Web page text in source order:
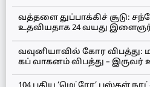
வத்தளை துப்பாக்கிச் சூடு:
உதவியதாக 24 வயது
வவுனியாவில் கோர விபத்து:
கப் வாகனம் விபத்து – இருவர்